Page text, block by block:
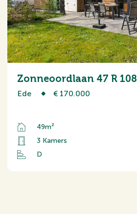
Zonneoordlaan 47 R 108
Ede € 170.000
49m²
3 Kamers
D